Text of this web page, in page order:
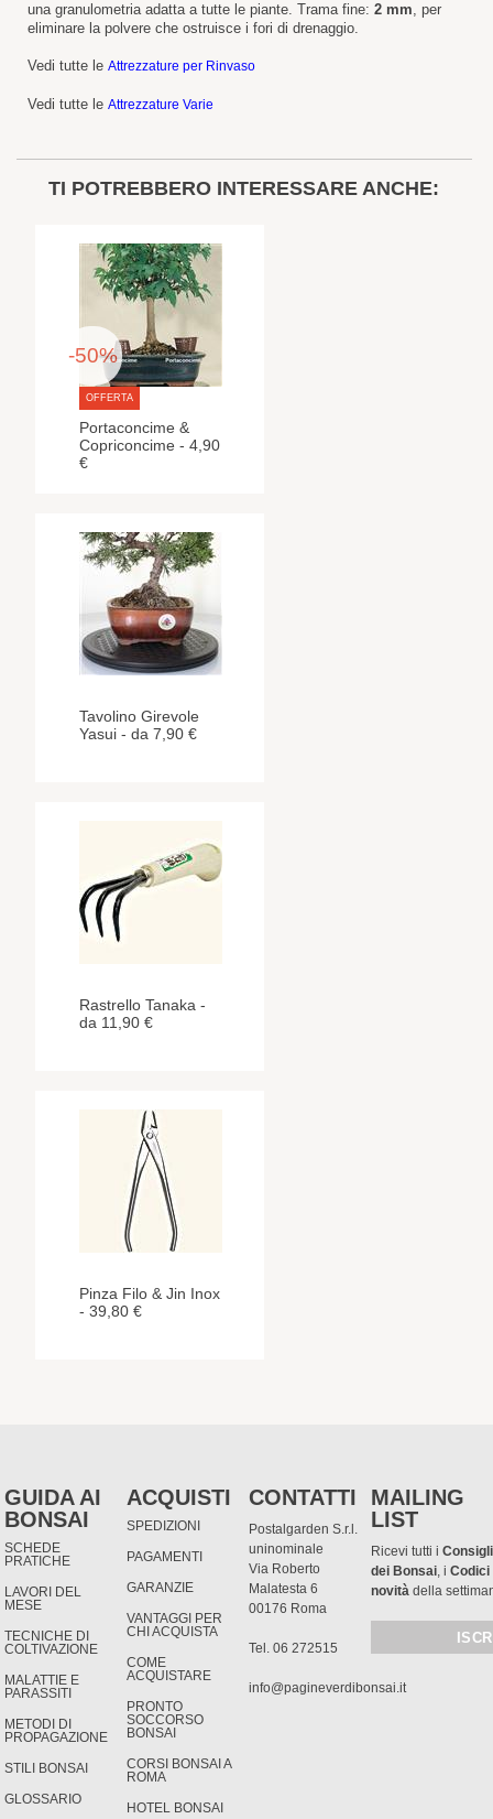
una granulometria adatta a tutte le piante. Trama fine: 2 mm, per
eliminare la polvere che ostruisce i fori di drenaggio.
Vedi tutte le Attrezzature per Rinvaso
Vedi tutte le Attrezzature Varie
TI POTREBBERO INTERESSARE ANCHE:
OFFERTA
-50%
Portaconcime &
Copriconcime - 4,90
€
Tavolino Girevole
Yasui - da 7,90 €
Rastrello Tanaka -
da 11,90 €
Pinza Filo & Jin Inox
- 39,80 €
GUIDA AI
BONSAI
SCHEDE
PRATICHE
LAVORI DEL
MESE
TECNICHE DI
COLTIVAZIONE
MALATTIE E
PARASSITI
METODI DI
PROPAGAZIONE
STILI BONSAI
GLOSSARIO
ACQUISTI
SPEDIZIONI
PAGAMENTI
GARANZIE
VANTAGGI PER
CHI ACQUISTA
COME
ACQUISTARE
PRONTO
SOCCORSO
BONSAI
CORSI BONSAI A
ROMA
HOTEL BONSAI
CONTATTI
Postalgarden S.r.l.
uninominale
Via Roberto
Malatesta 6
00176 Roma
Tel. 06 272515
info@pagineverdibonsai.it
MAILING
LIST
Ricevi tutti i
dei Bonsai, iCodici
novità della